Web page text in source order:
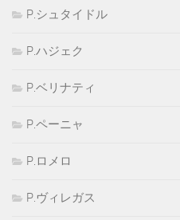
P.シュタイドル
P.ハジェク
P.ベリナティ
P.ペーニャ
P.ロメロ
P.ヴィレガス